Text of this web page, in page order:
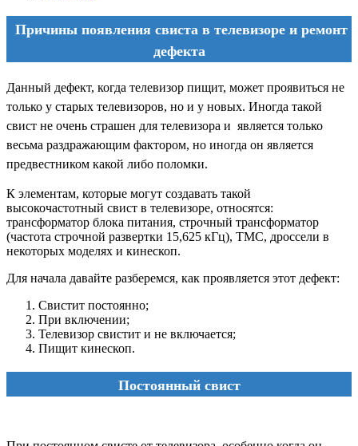
Причины появления свиста в телевизоре и ремонт
дефекта
Данный дефект, когда телевизор пищит, может проявиться не
только у старых телевизоров, но и у новых. Иногда такой
свист не очень страшен для телевизора и является только
весьма раздражающим фактором, но иногда он является
предвестником какой либо поломки.
К элементам, которые могут создавать такой
высокочастотный свист в телевизоре, относятся:
трансформатор блока питания, строчный трансформатор
(частота строчной развертки 15,625 кГц), ТМС, дроссели в
некоторых моделях и кинескоп.
Для начала давайте разберемся, как проявляется этот дефект:
Свистит постоянно;
При включении;
Телевизор свистит и не включается;
Пищит кинескоп.
Постоянный свист